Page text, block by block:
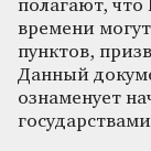
полагают, что
времени
пунктов,
Данный
ознаменует